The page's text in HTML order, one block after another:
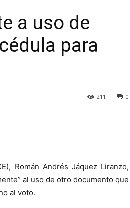
a uso de
para
0
211
Román Andrés Jáquez Liranzo,
al uso de otro documento que
al voto.